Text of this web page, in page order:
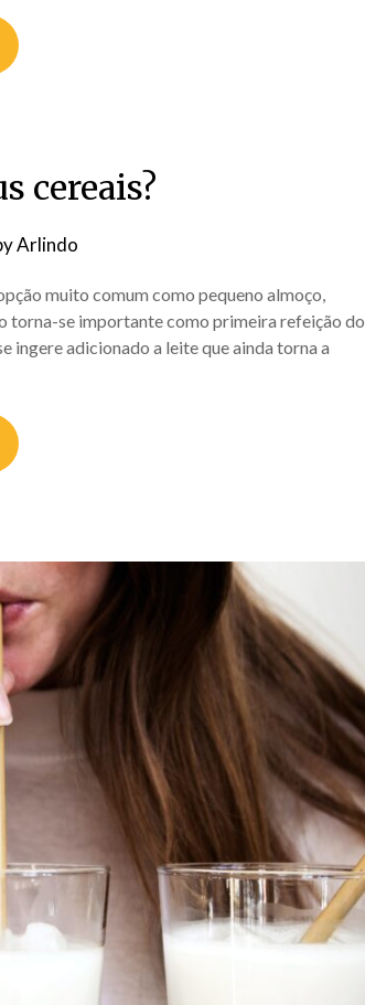
cereais?
Arlindo
muito comum como pequeno almoço,
torna-se importante como primeira refeição do
ingere adicionado a leite que ainda torna a